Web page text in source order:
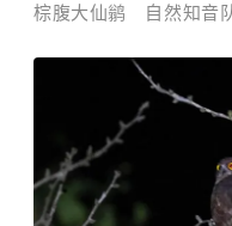
棕腹大仙鹟 自然知音